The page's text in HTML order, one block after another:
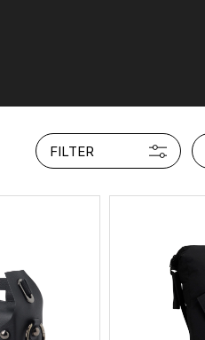
New in
Store Locator
FILTER